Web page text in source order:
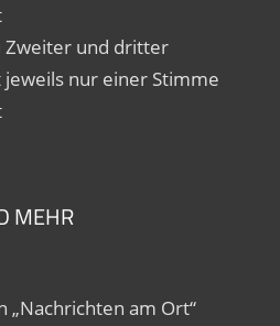
Zweiter und dritter
nur einer Stimme
MEHR
„Nachrichten am Ort“